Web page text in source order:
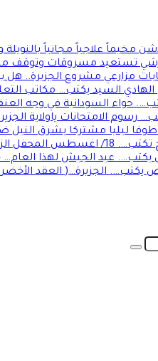
مخيماً علاجياً مجانياً
تستعيد مسروقات وتوقف
مزارعي مشروع الجزيرة..
السيد يكتب… مكاتب
حواء السودانية في وجه
رسوم الامتحانات ياولاية
ليليا مشتركا بشرق النيل
والمصري!!
يكتب…. عيد الجيش لهذا
يكتب…. الجزيرة…( العقد
بحث